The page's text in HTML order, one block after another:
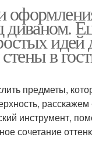
диваном.
идей
в
предметы,
инструмент,
сочетание